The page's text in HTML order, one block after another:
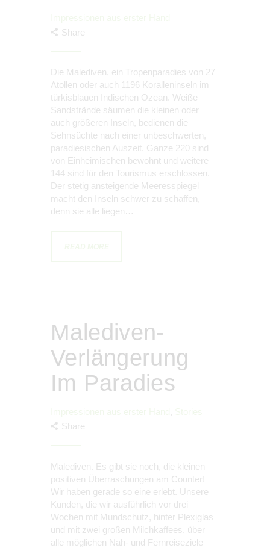
Share
Die Malediven, ein Tropenparadies von 27
Atollen oder auch 1196 Koralleninseln im
türkisblauen Indischen Ozean. Weiße
Sandstrände säumen die kleinen oder
auch größeren Inseln, bedienen die
Sehnsüchte nach einer unbeschwerten,
paradiesischen Auszeit. Ganze 220 sind
von Einheimischen bewohnt und weitere
144 sind für den Tourismus erschlossen.
Der stetig ansteigende Meeresspiegel
macht den Inseln schwer zu schaffen,
denn sie alle liegen…
Malediven-
Verlängerung
Im Paradies
Share
Malediven. Es gibt sie noch, die kleinen
positiven Überraschungen am Counter!
Wir haben gerade so eine erlebt. Unsere
Kunden, die wir ausführlich vor drei
Wochen mit Mundschutz, hinter Plexiglas
und mit zwei großen Milchkaffees, über
alle möglichen Nah- und Fernreiseziele